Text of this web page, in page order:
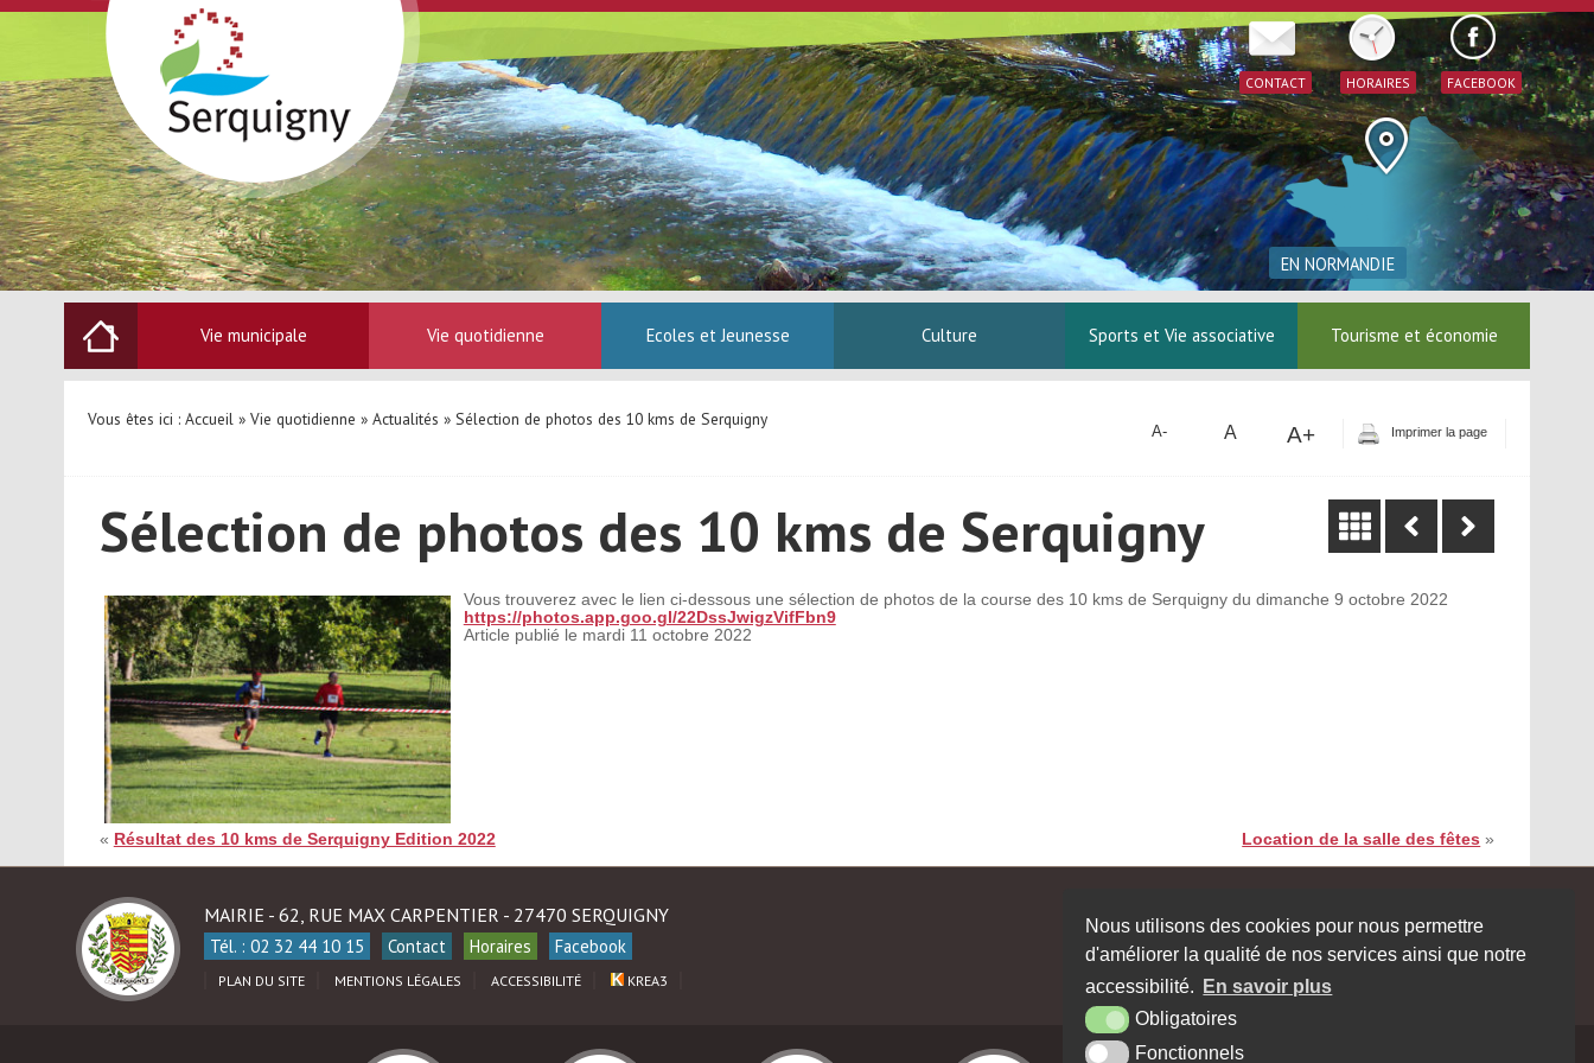
Nous utilisons des cookies pour nous permettre
d'améliorer la qualité de nos services ainsi que notre
accessibilité.
En savoir plus
Obligatoires
Fonctionnels
CONTACT HORAIRES FACEBOOK
EN NORMANDIE
Vie municipale Vie quotidienne Ecoles et Jeunesse Culture Sports et Vie associative Tourisme et économie
Vous êtes ici : Accueil» Vie quotidienne » Actualités » Sélection de photos des 10 kms de Serquigny
A+
A
A- Imprimer la page
Sélection de photos des 10 kms de Serquigny
Vous trouverez avec le lien ci-dessous une sélection de photos de la course des 10 kms de Serquigny du dimanche 9 octobre 2022
https://photos.app.goo.gl/22DssJwigzVifFbn9
Article publié le mardi 11 octobre 2022
« Résultat des 10 kms de Serquigny Edition 2022 Location de la salle des fêtes »
MAIRIE - 62, RUE MAX CARPENTIER - 27470 SERQUIGNY
Tél. : 02 32 44 10 15 Contact Horaires Facebook
PLAN DU SITE MENTIONS LÉGALES ACCESSIBILITÉ KREA3
JE SOUHAITE RECEVOIR LA
NEWSLETTER